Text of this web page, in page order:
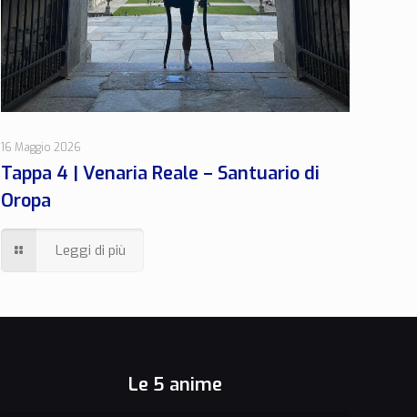
16 Maggio 2026
Tappa 4 | Venaria Reale – Santuario di
Oropa
Leggi di più
Le 5 anime